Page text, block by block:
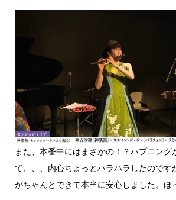
また、本番中にはまさかの！？ハプニング
て、、、内心ちょっとハラハラしたのです
がちゃんとできて本当に安心しました。ほ